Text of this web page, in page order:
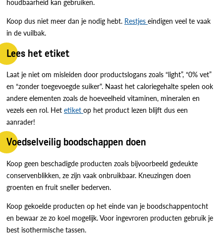
Koop dus niet meer dan je nodig hebt. Restjes eindigen veel te vaak
in de vuilbak.
Lees het etiket
Laat je niet om misleiden door productslogans zoals “light”, “0% vet”
en “zonder toegevoegde suiker". Naast het caloriegehalte spelen ook
andere elementen zoals de hoeveelheid vitaminen, mineralen en
vezels een rol. Het etiket op het product lezen blijft dus een
aanrader!
Voedselveilig boodschappen doen
Koop geen beschadigde producten zoals bijvoorbeeld gedeukte
conservenblikken, ze zijn vaak onbruikbaar. Kneuzingen doen
groenten en fruit sneller bederven.
Koop gekoelde producten op het einde van je boodschappentocht
en bewaar ze zo koel mogelijk. Voor ingevroren producten gebruik je
best isothermische tassen.